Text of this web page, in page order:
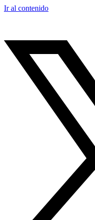
Ir al contenido